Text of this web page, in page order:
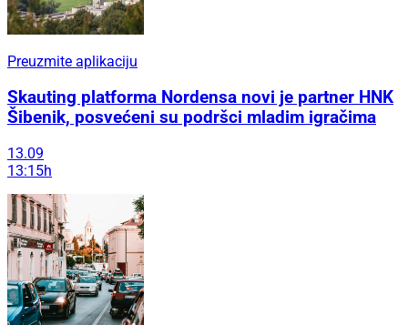
Preuzmite aplikaciju
Skauting platforma Nordensa novi je partner HNK
Šibenik, posvećeni su podršci mladim igračima
13.09
13:15h